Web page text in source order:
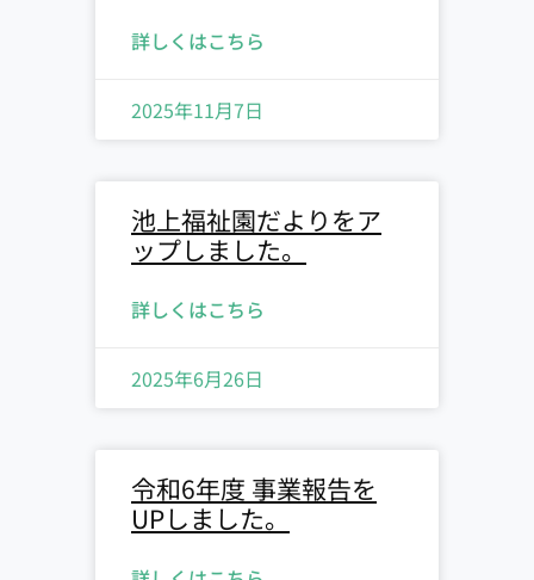
詳しくはこちら
2025年11月7日
池上福祉園だよりをア
ップしました。
詳しくはこちら
2025年6月26日
令和6年度 事業報告を
UPしました。